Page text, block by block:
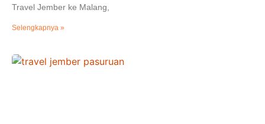
Travel Jember ke Malang,
Selengkapnya »